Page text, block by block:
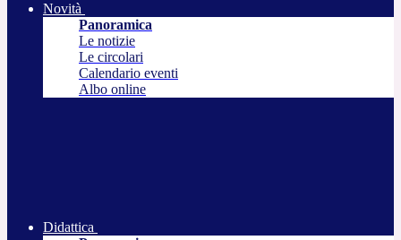
Novità
Panoramica
Le notizie
Le circolari
Calendario eventi
Albo online
Didattica